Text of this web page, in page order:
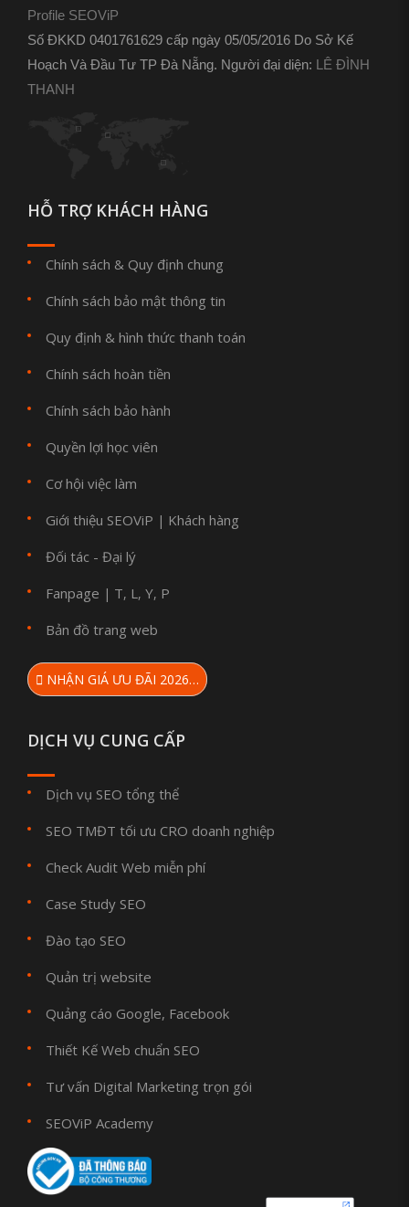
Profile SEOViP
Số ĐKKD 0401761629 cấp ngày 05/05/2016 Do Sở Kế
Hoạch Và Đầu Tư TP Đà Nẵng. Người đại diện: LÊ ĐÌNH
THANH
HỖ TRỢ KHÁCH HÀNG
Chính sách & Quy định chung
Chính sách bảo mật thông tin
Quy định & hình thức thanh toán
Chính sách hoàn tiền
Chính sách bảo hành
Quyền lợi học viên
Cơ hội việc làm
Giới thiệu SEOViP | Khách hàng
Đối tác - Đại lý
Fanpage | T, L, Y, P
Bản đồ trang web
NHẬN GIÁ ƯU ĐÃI 2026…
DỊCH VỤ CUNG CẤP
Dịch vụ SEO tổng thể
SEO TMĐT tối ưu CRO doanh nghiệp
Check Audit Web miễn phí
Case Study SEO
Đào tạo SEO
Quản trị website
Quảng cáo Google, Facebook
Thiết Kế Web chuẩn SEO
Tư vấn Digital Marketing trọn gói
SEOViP Academy